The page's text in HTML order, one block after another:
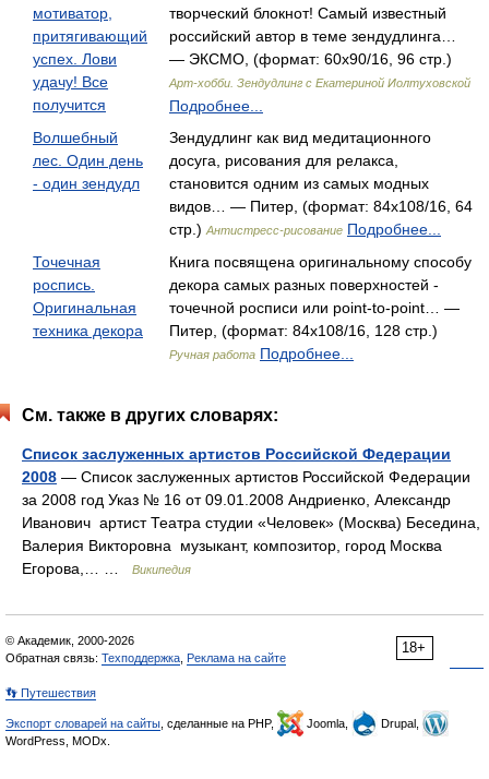
мотиватор,
притягивающий
успех. Лови
удачу! Все
получится
творческий блокнот! Самый известный
российский автор в теме зендудлинга…
— ЭКСМО, (формат: 60x90/16, 96 стр.)
Арт-хобби. Зендудлинг с Екатериной Иолтуховской
Подробнее...
Волшебный
лес. Один день
- один зендудл
Зендудлинг как вид медитационного
досуга, рисования для релакса,
становится одним из самых модных
видов… — Питер, (формат: 84x108/16, 64
стр.) Антистресс-рисование Подробнее...
Точечная
роспись.
Оригинальная
техника декора
Книга посвящена оригинальному способу
декора самых разных поверхностей -
точечной росписи или point-to-point… —
Питер, (формат: 84x108/16, 128 стр.)
Ручная работа Подробнее...
См. также в других словарях:
Список заслуженных артистов Российской Федерации
2008 — Список заслуженных артистов Российской Федерации
за 2008 год Указ № 16 от 09.01.2008 Андриенко, Александр
Иванович артист Театра студии «Человек» (Москва) Беседина,
Валерия Викторовна музыкант, композитор, город Москва
Егорова,… …
Википедия
18+
© Академик, 2000-2026
Обратная связь: Техподдержка Реклама на сайте
👣 Путешествия
Экспорт словарей на сайты , сделанные на PHP, Joomla,
Drupal,
WordPress, MODx.